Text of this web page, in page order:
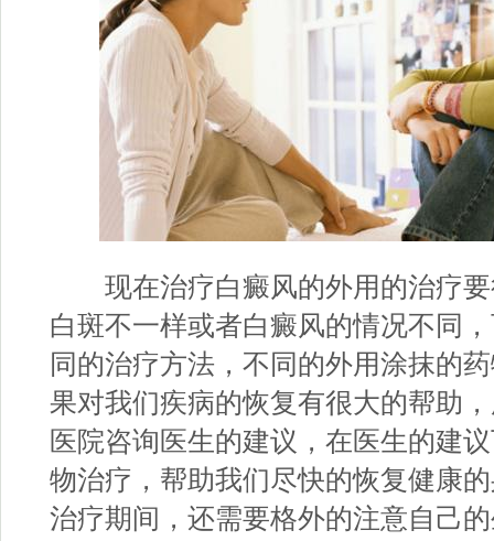
现在治疗白癜风的外用的治疗要
白斑不一样或者白癜风的情况不同
同的治疗方法，不同的外用涂抹的
果对我们疾病的恢复有很大的帮助
医院咨询医生的建议，在医生的建
物治疗，帮助我们尽快的恢复健康
治疗期间，还需要格外的注意自己